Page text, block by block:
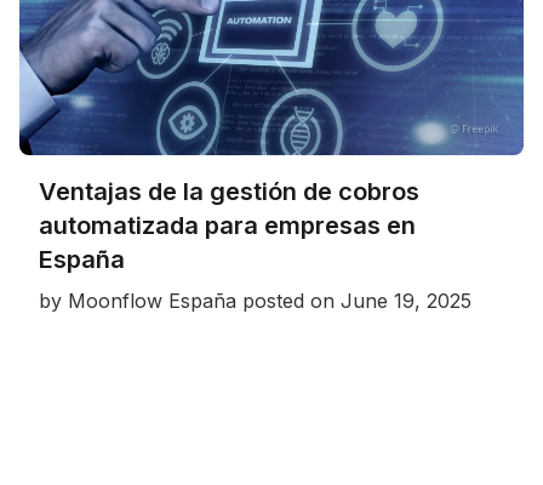
Ventajas de la gestión de cobros
automatizada para empresas en
España
by Moonflow España posted on June 19, 2025